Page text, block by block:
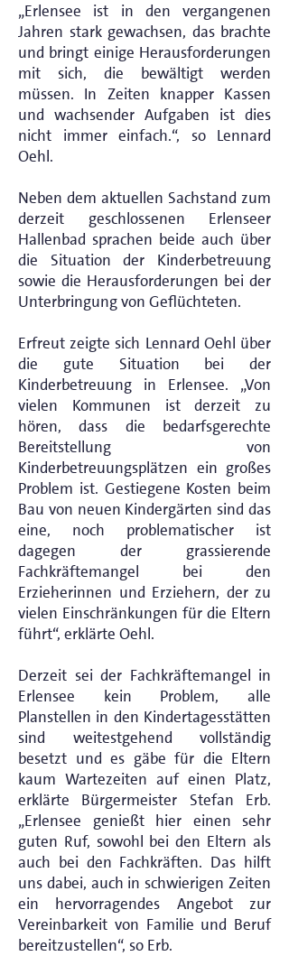
„Erlensee ist in den vergangenen
Jahren stark gewachsen, das brachte
und bringt einige Herausforderungen
mit sich, die bewältigt werden
müssen. In Zeiten knapper Kassen
und wachsender Aufgaben ist dies
nicht immer einfach.“, so Lennard
Oehl.
Neben dem aktuellen Sachstand zum
derzeit geschlossenen Erlenseer
Hallenbad sprachen beide auch über
die Situation der Kinderbetreuung
sowie die Herausforderungen bei der
Unterbringung von Geflüchteten.
Erfreut zeigte sich Lennard Oehl über
die gute Situation bei der
Kinderbetreuung in Erlensee. „Von
vielen Kommunen ist derzeit zu
hören, dass die bedarfsgerechte
Bereitstellung von
Kinderbetreuungsplätzen ein großes
Problem ist. Gestiegene Kosten beim
Bau von neuen Kindergärten sind das
eine, noch problematischer ist
dagegen der grassierende
Fachkräftemangel bei den
Erzieherinnen und Erziehern, der zu
vielen Einschränkungen für die Eltern
führt“, erklärte Oehl.
Derzeit sei der Fachkräftemangel in
Erlensee kein Problem, alle
Planstellen in den Kindertagesstätten
sind weitestgehend vollständig
besetzt und es gäbe für die Eltern
kaum Wartezeiten auf einen Platz,
erklärte Bürgermeister Stefan Erb.
„Erlensee genießt hier einen sehr
guten Ruf, sowohl bei den Eltern als
auch bei den Fachkräften. Das hilft
uns dabei, auch in schwierigen Zeiten
ein hervorragendes Angebot zur
Vereinbarkeit von Familie und Beruf
bereitzustellen“, so Erb.